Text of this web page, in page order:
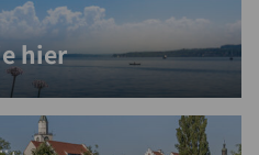
hier